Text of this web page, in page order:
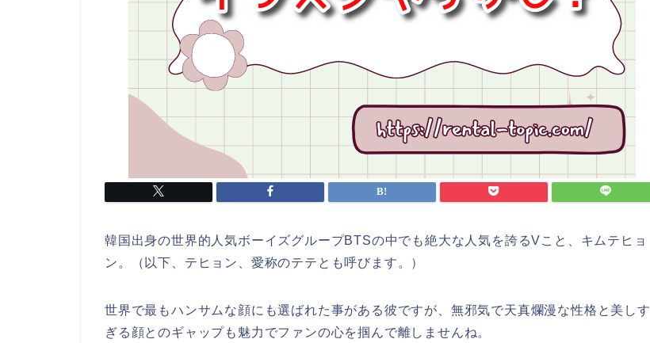
韓国出身の世界的人気ボーイズグループBTSの中でも絶大な人気を誇るVこと、キムテヒョ
ン。（以下、テヒョン、愛称のテテとも呼びます。）
世界で最もハンサムな顔にも選ばれた事がある彼ですが、無邪気で天真爛漫な性格と美しす
ぎる顔とのギャップも魅力でファンの心を掴んで離しませんね。